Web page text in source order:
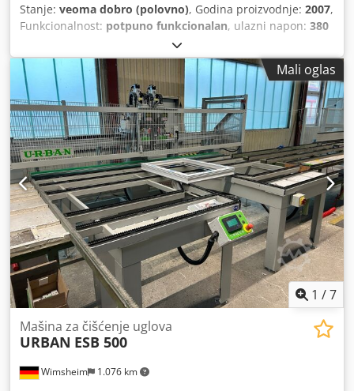
Stanje: veoma dobro (polovno), Godina proizvodnje: 2007,
Funkcionalnost: potpuno funkcionalan, ulazni napon: 380
, Na prodaju: URBAN SV 430 CNC centar za
obradu PVC profila Mašina za čišćenje uglova Profesionalni
centar za obradu renomiranog nemačkog proizvođača
URBAN, specijalno razvijen za efikasnu obradu PVC profila
za prozore i vrata. Tehnički podaci: Dcsdpfezcmg Ijx Ac Ajk
-Brend: URBAN -Tip: SV 430 -Godina proizvodnje: 2007 -
Serijski broj: 430152 -Napajanje: 230/400 V – 50/60 Hz -
Snaga: 2,5 kW -Potrošnja struje: 3,5 A -Maks. radni pritisak:
8 bar -Težina: cca 1.350 kg -Upravljanje: Ferrocontrol CNC
upravljanje Karakteristike: -Pogodan za razne obrade PVC
profila -Robustna industrijska izrada -Jednostavno
rukovanje putem CNC upravljanja -Uključeni ulazni i izlazni
stolovi -Nemački kvalitet, dizajniran za dugogodišnju
pouzdanu upotrebu Mašina je u veoma dobrom stanju i
dolazi iz profesionalnog proizvodnog pogona. Spremna za
trenutnu upotrebu Cena: na upit Za više informacija,
fotografije ili obilazak, kontaktirajte nas bez obaveze.
Mali oglas
1 /7
Wimsheim 1.076 km
Mašina za čišćenje uglova
URBAN ESB 500